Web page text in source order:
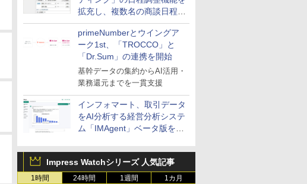
拡充し、複数名の商談日程調
整を効率化
primeNumberとウイングア
ーク1st、「TROCCO」と
「Dr.Sum」の連携を開始
基幹データの集約からAI活用・
業務還元までを一貫支援
インフォマート、取引データ
をAI分析する経営分析システ
ム「IMAgent」ベータ版を提
Impress Watchシリーズ 人気記事
1時間 24時間 1週間 1カ月